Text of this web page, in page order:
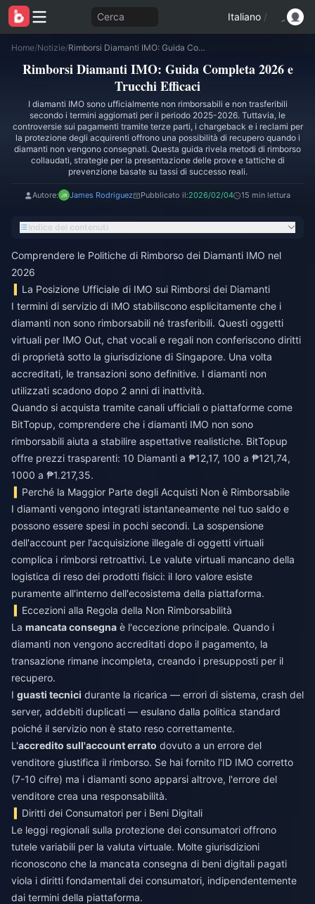
Cerca Italiano /
Home/Notizie/ Rimborsi Diamanti IMO: Guida Completa 2026 e Trucchi Efficaci
Rimborsi Diamanti IMO: Guida Completa 2026 e
Trucchi Efficaci
I diamanti IMO sono ufficialmente non rimborsabili e non trasferibili
secondo i termini aggiornati per il periodo 2025-2026. Tuttavia, le
controversie sui pagamenti tramite terze parti, i chargeback e i reclami per
la protezione degli acquirenti offrono una possibilità di recupero quando i
diamanti non vengono consegnati. Questa guida rivela metodi di rimborso
collaudati, strategie per la presentazione delle prove e tattiche di
prevenzione basate su tassi di successo reali.
Autore: James Rodriguez Pubblicato il:2026/02/04 15 min lettura
Indice dei contenuti
Comprendere le Politiche di Rimborso dei Diamanti IMO nel
2026
La Posizione Ufficiale di IMO sui Rimborsi dei Diamanti
I termini di servizio di IMO stabiliscono esplicitamente che i
diamanti non sono rimborsabili né trasferibili. Questi oggetti
virtuali per IMO Out, chat vocali e regali non conferiscono diritti
di proprietà sotto la giurisdizione di Singapore. Una volta
accreditati, le transazioni sono definitive. I diamanti non
utilizzati scadono dopo 2 anni di inattività.
Quando si acquista tramite canali ufficiali o piattaforme come
BitTopup, comprendere che i diamanti IMO non sono
rimborsabili aiuta a stabilire aspettative realistiche. BitTopup
offre prezzi trasparenti: 10 Diamanti a ₱12,17, 100 a ₱121,74,
1000 a ₱1.217,35.
Perché la Maggior Parte degli Acquisti Non è Rimborsabile
I diamanti vengono integrati istantaneamente nel tuo saldo e
possono essere spesi in pochi secondi. La sospensione
dell'account per l'acquisizione illegale di oggetti virtuali
complica i rimborsi retroattivi. Le valute virtuali mancano della
logistica di reso dei prodotti fisici: il loro valore esiste
puramente all'interno dell'ecosistema della piattaforma.
Eccezioni alla Regola della Non Rimborsabilità
La mancata consegna è l'eccezione principale. Quando i
diamanti non vengono accreditati dopo il pagamento, la
transazione rimane incompleta, creando i presupposti per il
recupero.
I guasti tecnici durante la ricarica — errori di sistema, crash del
server, addebiti duplicati — esulano dalla politica standard
poiché il servizio non è stato reso correttamente.
L'accredito sull'account errato dovuto a un errore del
venditore giustifica il rimborso. Se hai fornito l'ID IMO corretto
(7-10 cifre) ma i diamanti sono apparsi altrove, l'errore del
venditore crea una responsabilità.
Diritti dei Consumatori per i Beni Digitali
Le leggi regionali sulla protezione dei consumatori offrono
tutele variabili per la valuta virtuale. Molte giurisdizioni
riconoscono che la mancata consegna di beni digitali pagati
viola i diritti fondamentali dei consumatori, indipendentemente
dai termini della piattaforma.